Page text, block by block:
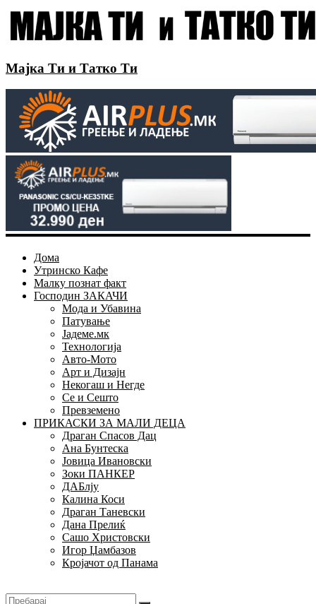
Мајка Ти и Татко Ти
Дома
Утринско Кафе
Малку познат факт
Господин ЗАКАЧИ
Мода и Убавина
Патување
Јадеме.мк
Технологија
Авто-Мото
Арт и Дизајн
Некогаш и Негде
Се и Сешто
Превземено
ПРИКАСКИ ЗА МАЛИ ДЕЦА
Драган Спасов Дац
Ана Бунтеска
Јовица Ивановски
Зоки ПАНКЕР
ДАБлју
Калина Коси
Драган Таневски
Дана Прелиќ
Сашо Христовски
Игор Џамбазов
Кројачот од Панама